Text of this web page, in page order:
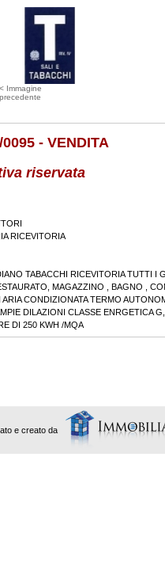
< Immagine
precedente
- VENDITA
riservata
RICEVITORIA
TABACCHI RICEVITORIA TUTTI I
MAGAZZINO , BAGNO ,
CONDIZIONATA TERMO
DILAZIONI CLASSE ENRGETICA
DI 250 KWH /MQA
e creato da